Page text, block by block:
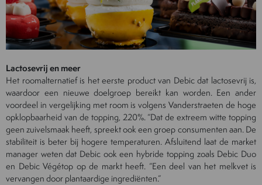
Lactosevrij en meer
Het roomalternatief is het eerste product van Debic dat lactosevrij is,
waardoor een nieuwe doelgroep bereikt kan worden. Een ander
voordeel in vergelijking met room is volgens Vanderstraeten de hoge
opklopbaarheid van de topping, 220%. “Dat de extreem witte topping
geen zuivelsmaak heeft, spreekt ook een groep consumenten aan. De
stabiliteit is beter bij hogere temperaturen. Afsluitend laat de market
manager weten dat Debic ook een hybride topping zoals Debic Duo
en Debic Végétop op de markt heeft. “Een deel van het melkvet is
vervangen door plantaardige ingrediënten.”